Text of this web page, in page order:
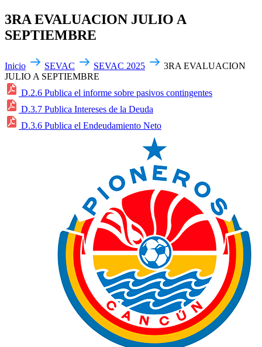
3RA EVALUACION JULIO A
SEPTIEMBRE
Inicio SEVAC SEVAC 2025
3RA EVALUACION
JULIO A SEPTIEMBRE
D.2.6 Publica el informe sobre pasivos contingentes
D.3.7 Publica Intereses de la Deuda
D.3.6 Publica el Endeudamiento Neto